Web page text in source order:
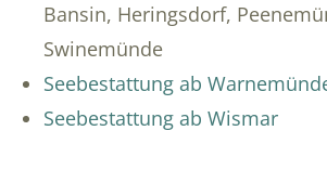
Bansin, Heringsdorf,
Swinemünde
Seebestattung ab
Seebestattung ab Wismar